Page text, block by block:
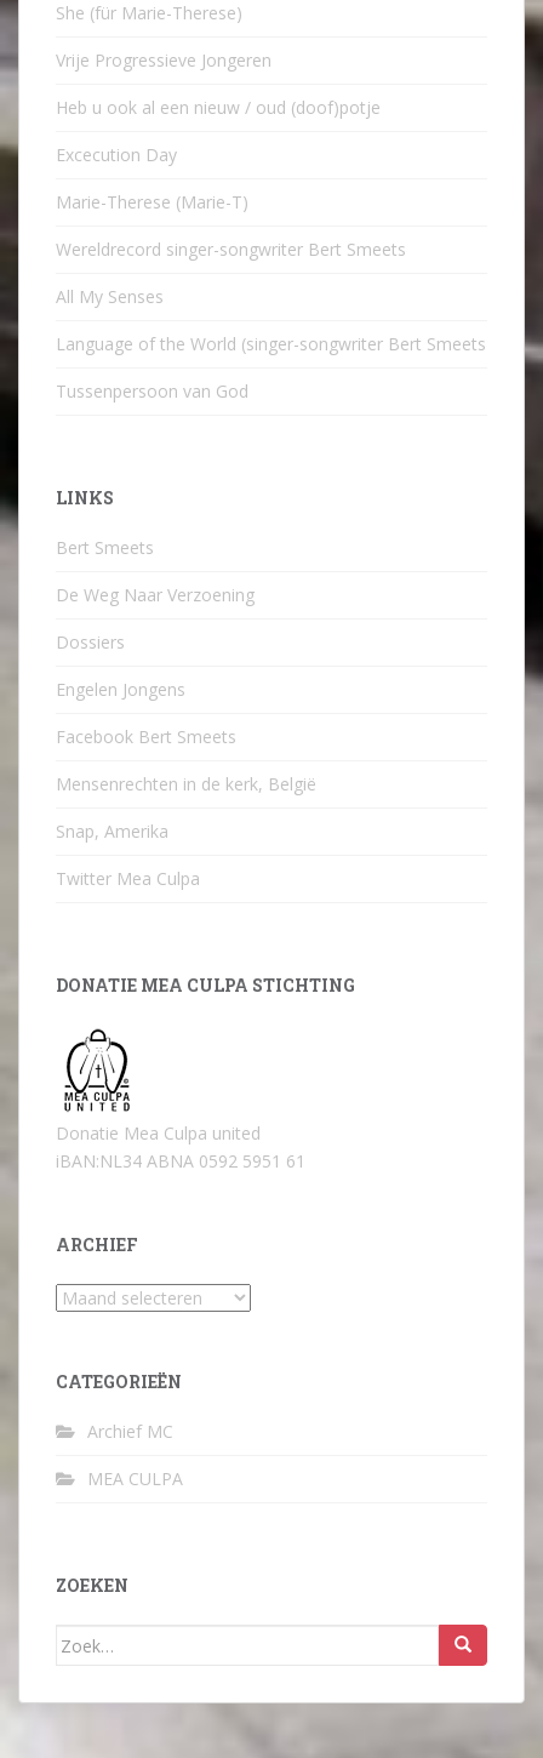
She (für Marie-Therese)
Vrije Progressieve Jongeren
Heb u ook al een nieuw / oud (doof)potje
Excecution Day
Marie-Therese (Marie-T)
Wereldrecord singer-songwriter Bert Smeets
All My Senses
Language of the World (singer-songwriter Bert Smeets
Tussenpersoon van God
LINKS
Bert Smeets
De Weg Naar Verzoening
Dossiers
Engelen Jongens
Facebook Bert Smeets
Mensenrechten in de kerk, België
Snap, Amerika
Twitter Mea Culpa
DONATIE MEA CULPA STICHTING
Donatie Mea Culpa united
iBAN:NL34 ABNA 0592 5951 61
ARCHIEF
Archief
CATEGORIEËN
Archief MC
MEA CULPA
ZOEKEN
Zoek